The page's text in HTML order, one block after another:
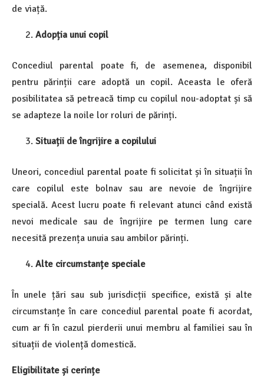
de viață.
Adopția unui copil
Concediul parental poate fi, de asemenea, disponibil
pentru părinții care adoptă un copil. Aceasta le oferă
posibilitatea să petreacă timp cu copilul nou-adoptat și să
se adapteze la noile lor roluri de părinți.
Situații de îngrijire a copilului
Uneori, concediul parental poate fi solicitat și în situații în
care copilul este bolnav sau are nevoie de îngrijire
specială. Acest lucru poate fi relevant atunci când există
nevoi medicale sau de îngrijire pe termen lung care
necesită prezența unuia sau ambilor părinți.
Alte circumstanțe speciale
În unele țări sau sub jurisdicții specifice, există și alte
circumstanțe în care concediul parental poate fi acordat,
cum ar fi în cazul pierderii unui membru al familiei sau în
situații de violență domestică.
Eligibilitate și cerințe